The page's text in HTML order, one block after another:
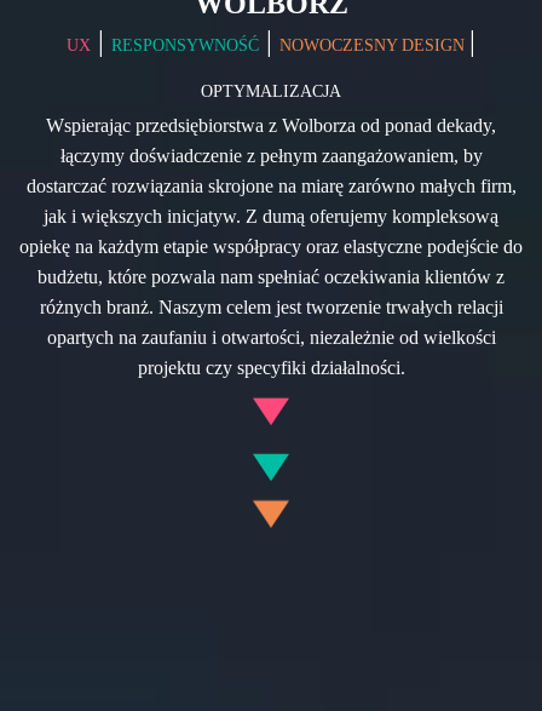
UX | RESPONSYWNOŚĆ | NOWOCZESNY DESIGN |
OPTYMALIZACJA
Wspierając przedsiębiorstwa z Wolborza od ponad dekady,
łączymy doświadczenie z pełnym zaangażowaniem, by
dostarczać rozwiązania skrojone na miarę zarówno małych firm,
jak i większych inicjatyw. Z dumą oferujemy kompleksową
opiekę na każdym etapie współpracy oraz elastyczne podejście do
budżetu, które pozwala nam spełniać oczekiwania klientów z
różnych branż. Naszym celem jest tworzenie trwałych relacji
opartych na zaufaniu i otwartości, niezależnie od wielkości
projektu czy specyfiki działalności.